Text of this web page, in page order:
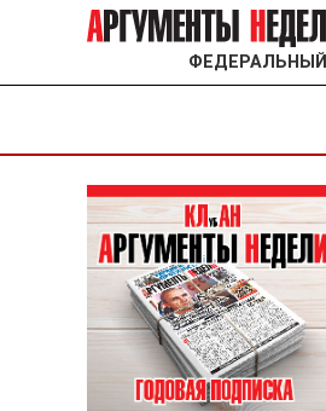
ФЕДЕРАЛЬНЫЙ